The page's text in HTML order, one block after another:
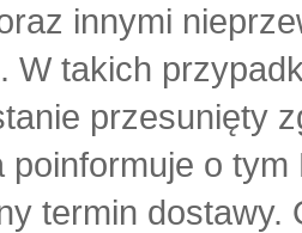
innymi
W takich
przesunięty
poinformuje o
termin